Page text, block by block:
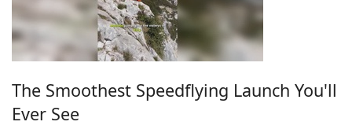
The Smoothest Speedflying Launch You'll
Ever See